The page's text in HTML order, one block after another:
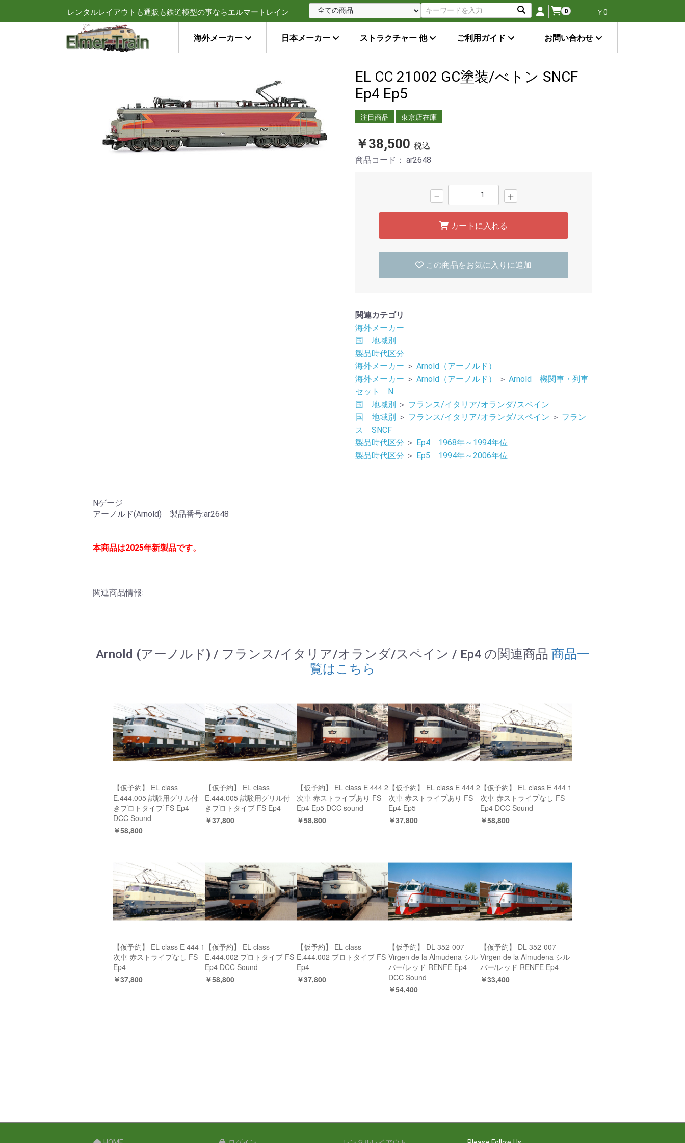
レンタルレイアウトも通販も鉄道模型の事ならエルマートレイン 0 ￥0
海外メーカー 日本メーカー ストラクチャー 他 ご利用ガイド お問い合わせ
EL CC 21002 GC塗装/べトン SNCF
Ep4 Ep5
注目商品 東京店在庫
￥38,500 税込
商品コード： ar2648
－ ＋
カートに入れる
この商品をお気に入りに追加
関連カテゴリ
海外メーカー
国 地域別
製品時代区分
海外メーカー ＞ Arnold（アーノルド）
海外メーカー ＞ Arnold（アーノルド） ＞ Arnold 機関車・列車
セット N
国 地域別 ＞ フランス/イタリア/オランダ/スペイン
国 地域別 ＞ フランス/イタリア/オランダ/スペイン ＞ フラン
ス SNCF
製品時代区分 ＞ Ep4 1968年～1994年位
製品時代区分 ＞ Ep5 1994年～2006年位
Nゲージ
アーノルド(Arnold) 製品番号:ar2648
本商品は2025年新製品です。
関連商品情報:
Arnold (アーノルド) / フランス/イタリア/オランダ/スペイン / Ep4 の関連商品 商品一
覧はこちら
【仮予約】 EL class
E.444.005 試験用グリル付
きプロトタイプ FS Ep4
DCC Sound
￥58,800
【仮予約】 EL class
E.444.005 試験用グリル付
きプロトタイプ FS Ep4
￥37,800
【仮予約】 EL class E 444 2
次車 赤ストライプあり FS
Ep4 Ep5 DCC sound
￥58,800
【仮予約】 EL class E 444 2
次車 赤ストライプあり FS
Ep4 Ep5
￥37,800
【仮予約】 EL class E 444 1
次車 赤ストライプなし FS
Ep4 DCC Sound
￥58,800
【仮予約】 EL class E 444 1
次車 赤ストライプなし FS
Ep4
￥37,800
【仮予約】 EL class
E.444.002 プロトタイプ FS
Ep4 DCC Sound
￥58,800
【仮予約】 EL class
E.444.002 プロトタイプ FS
Ep4
￥37,800
【仮予約】 DL 352-007
Virgen de la Almudena シル
バー/レッド RENFE Ep4
DCC Sound
￥54,400
【仮予約】 DL 352-007
Virgen de la Almudena シル
バー/レッド RENFE Ep4
￥33,400